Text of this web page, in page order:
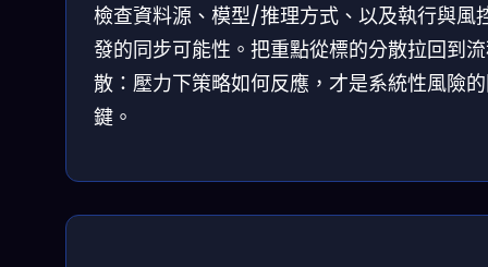
檢查資料源、模型/推理方式、以及執行與風
發的同步可能性。把重點從標的分散拉回到
散：壓力下策略如何反應，才是系統性風險
鍵。